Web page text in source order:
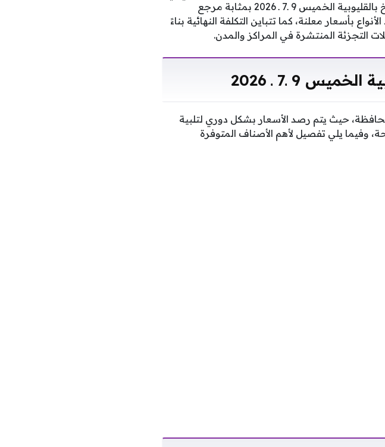
تقلبات مفاجئة قد تؤثر على القوة الشرائية، ويعتبر سعر الفراخ بالقليوبية الخميس 9 ـ7 ـ 2026 بمثابة مرجع
بأسعار معلنة، كما تتباين التكلفة النهائية بناءً
التجزئة المنتشرة في المراكز والمدن.
9 ـ7 ـ 2026
حيث يتم رصد الأسعار بشكل دوري لتلبية
وفيما يلي تفصيل لأهم الأصناف المتوفرة